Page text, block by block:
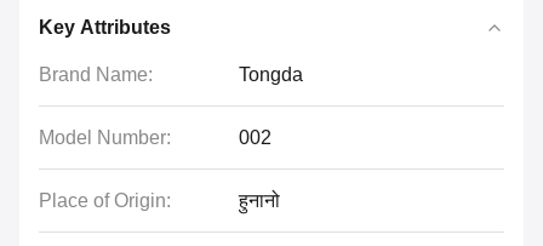
Key Attributes
Brand Name: Tongda
Model Number: 002
Place of Origin: हुनानो